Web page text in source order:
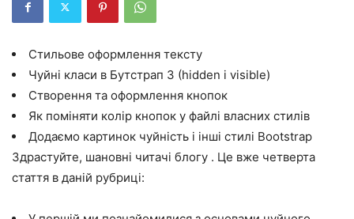
Стильове оформлення тексту
Чуйні класи в Бутстрап 3 (hidden і visible)
Створення та оформлення кнопок
Як поміняти колір кнопок у файлі власних стилів
Додаємо картинок чуйність і інші стилі Bootstrap
Здрастуйте, шановні читачі блогу . Це вже четверта
стаття в даній рубриці: